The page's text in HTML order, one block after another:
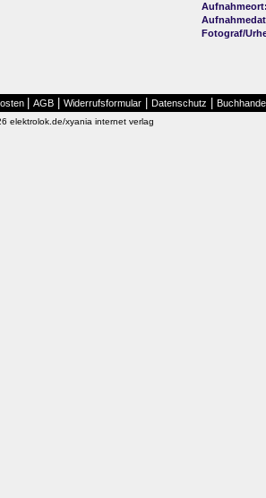
Aufnahmeort:
Fotograf/
AGB Widerrufsformular Datenschutz
elektrolok.de/xyania internet verlag